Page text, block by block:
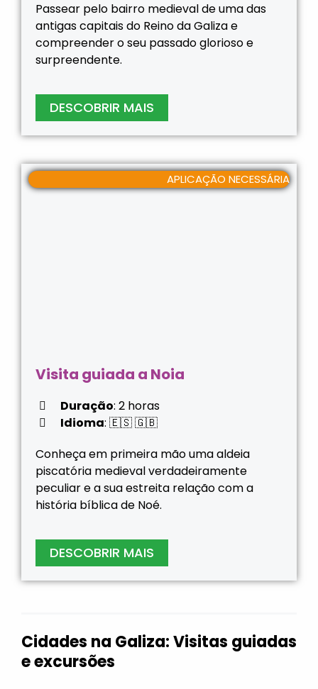
Passear pelo bairro medieval de uma das
antigas capitais do Reino da Galiza e
compreender o seu passado glorioso e
surpreendente.
DESCOBRIR MAIS
APLICAÇÃO NECESSÁRIA
Visita guiada a Noia
Duração: 2 horas
Idioma: 🇪🇸 🇬🇧
Conheça em primeira mão uma aldeia
piscatória medieval verdadeiramente
peculiar e a sua estreita relação com a
história bíblica de Noé.
DESCOBRIR MAIS
Cidades na Galiza: Visitas guiadas
e excursões